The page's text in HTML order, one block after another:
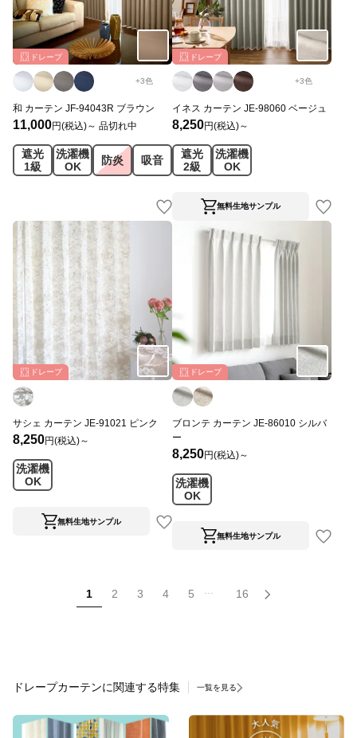
ドレープ
+3色
和 カーテン JF-94043R ブラウン
11,000円(税込)～ 品切れ中
遮光
1級
洗濯機
OK
防炎 吸音
ドレープ
+3色
イネス カーテン JE-98060 ベージュ
8,250円(税込)～
遮光
2級
洗濯機
OK
無料生地サンプル
ドレープ
サシェ カーテン JE-91021 ピンク
8,250円(税込)～
洗濯機
OK
無料生地サンプル
ドレープ
ブロンテ カーテン JE-86010 シルバ
ー
8,250円(税込)～
洗濯機
OK
無料生地サンプル
1 2 3 4 5 16
ドレープカーテンに関連する特集 一覧を見る